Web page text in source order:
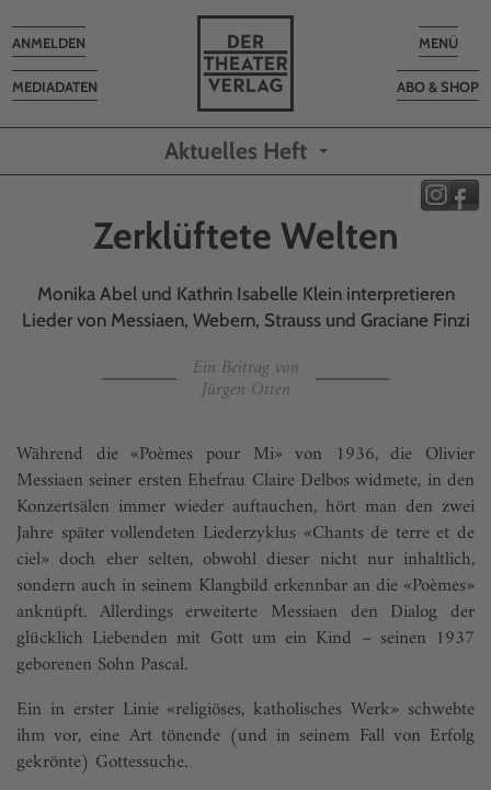
Toggle
MENÜ
ABO & SHOP
MEDIADATEN
Toggle
navigation
ANMELDEN
Aktuelles Heft
Zerklüftete Welten
Monika Abel und Kathrin Isabelle Klein interpretieren
Lieder von Messiaen, Webern, Strauss und Graciane Finzi
Ein Beitrag von
Jürgen Otten
Während die «Poèmes pour Mi» von 1936, die Olivier
Messiaen seiner ersten Ehefrau Claire Delbos widmete, in den
Konzertsälen immer wieder auftauchen, hört man den zwei
Jahre später vollendeten Liederzyklus «Chants de terre et de
ciel» doch eher selten, obwohl dieser nicht nur inhaltlich,
sondern auch in seinem Klangbild erkennbar an die «Poèmes»
anknüpft. Allerdings erweiterte Messiaen den Dialog der
glücklich Liebenden mit Gott um ein Kind – seinen 1937
geborenen Sohn Pascal.
Ein in erster Linie «religiöses, katholisches Werk» schwebte
ihm vor, eine Art tönende (und in seinem Fall von Erfolg
gekrönte) Gottessuche.